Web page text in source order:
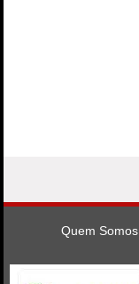
Quem Somos